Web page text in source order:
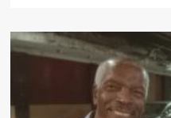
Mestre
Moura
na